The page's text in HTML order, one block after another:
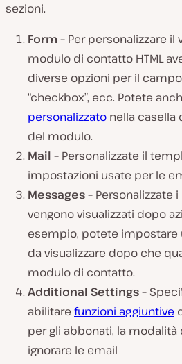
sezioni.
Form – Per personalizzare
modulo di contatto HTML
diverse opzioni per il campo
“checkbox”, ecc. Potete
personalizzato nella casella
del modulo.
Mail – Personalizzate il
impostazioni usate per le
Messages – Personalizzate
vengono visualizzati dopo
esempio, potete impostare
da visualizzare dopo che
modulo di contatto.
Additional Settings –
abilitare funzioni aggiuntive
per gli abbonati, la
ignorare le email